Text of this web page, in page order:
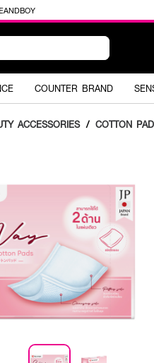
COUNTER BRAND
ACCESSORIES / COTTON PAD